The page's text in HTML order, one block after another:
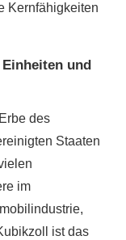
Kernfähigkeiten
und
des
Staaten
im
ist das